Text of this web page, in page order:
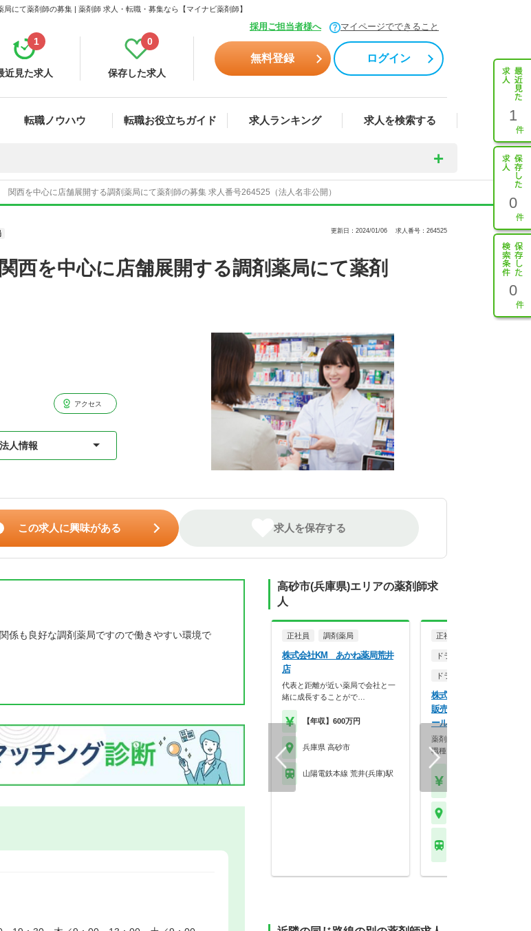
にて薬剤師の募集 | 薬剤師 求人・転職・募集なら【マイナビ薬剤師】
採用ご担当者様へ マイページでできること
近見た求人
1
保存した求人
0
無料登録 ログイン
転職ノウハウ 転職お役立ちガイド 求人ランキング 求人を検索する 1
0
0
関西を中心に店舗展開する調剤薬局にて薬剤師の募集 求人番号264525（法人名非公開）
更新日：2024/01/06 求人番号：264525
西を中心に店舗展開する調剤薬局にて薬剤
アクセス
法人情報
この求人に興味がある 求人を保存する
係も良好な調剤薬局ですので働きやすい環境で
高砂市(兵庫県)エリアの薬剤師求
人
正社員 調剤薬局
株式会社KM あかね薬局荒井
店
代表と距離が近い薬局で会社と一
緒に成長することがで…
【年収】600万円
兵庫県 高砂市
山陽電鉄本線 荒井(兵庫)駅
正社員
ドラッグストア（調剤併設
ドラッグストア（OTCのみ
株式会社マツモトキヨシ
販売 マツモトキヨシ ア
ール高砂店
薬剤師資格を活かしつつも様
職種を経験でき、成長…